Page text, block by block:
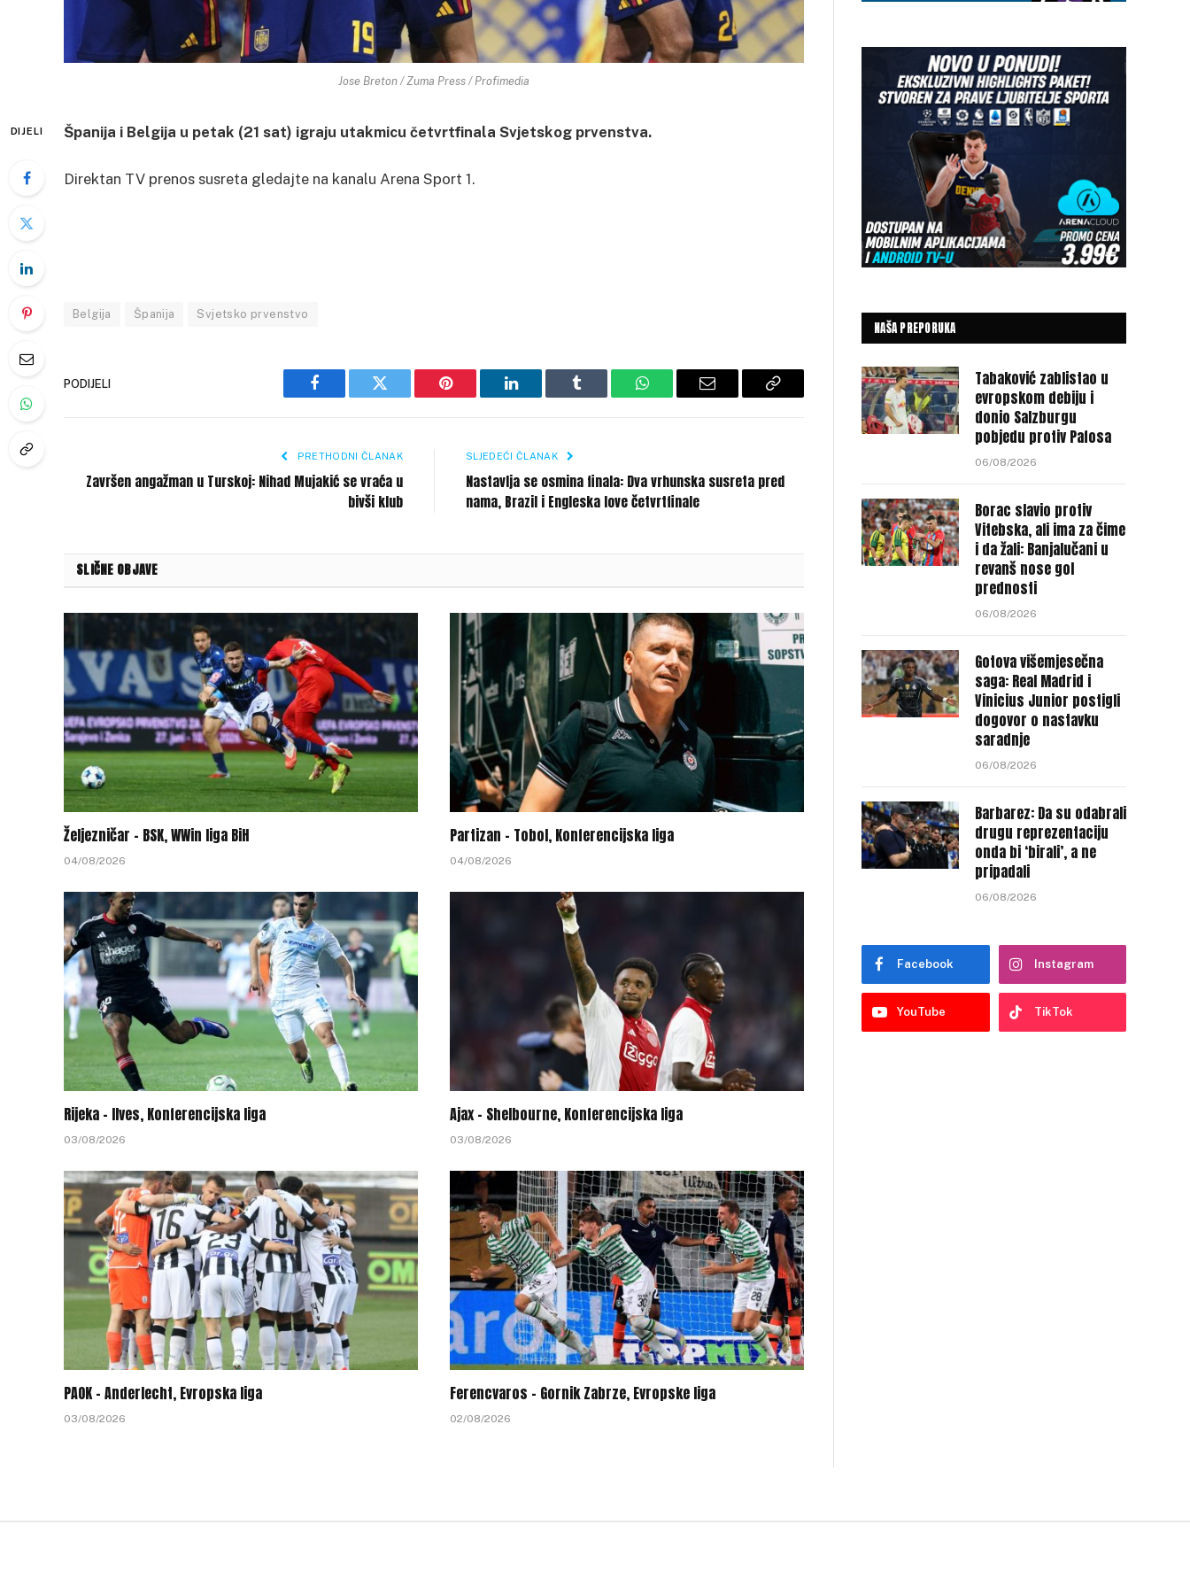
Jose Breton / Zuma Press / Profimedia
DIJELI Španija i Belgija u petak (21 sat) igraju utakmicu četvrtfinala Svjetskog prvenstva.
Direktan TV prenos susreta gledajte na kanalu Arena Sport 1.
Belgija Španija Svjetsko prvenstvo
PODIJELI
Facebook Twitter Pinterest LinkedIn Tumblr WhatsAppEmail
Copy
PRETHODNI ČLANAK
Završen angažman u Turskoj: Nihad Mujakić se vraća u
bivši klub
SLJEDEĆI ČLANAK
Nastavlja se osmina finala: Dva vrhunska susreta pred
nama, Brazil i Engleska love četvrtfinale
SLIČNE OBJAVE
Željezničar – BSK, WWin liga BiH
04/08/2026
Partizan – Tobol, Konferencijska liga
04/08/2026
Rijeka – Ilves, Konferencijska liga
03/08/2026
Ajax – Shelbourne, Konferencijska liga
03/08/2026
PAOK – Anderlecht, Evropska liga
03/08/2026
Ferencvaros – Gornik Zabrze, Evropske liga
02/08/2026
NAŠA PREPORUKA
Tabaković zablistao u
evropskom debiju i
donio Salzburgu
pobjedu protiv Pafosa
06/08/2026
Borac slavio protiv
Vitebska, ali ima za čime
i da žali: Banjalučani u
revanš nose gol
prednosti
06/08/2026
Gotova višemjesečna
saga: Real Madrid i
Vinicius Junior postigli
dogovor o nastavku
saradnje
06/08/2026
Barbarez: Da su odabrali
drugu reprezentaciju
onda bi ‘birali’, a ne
pripadali
06/08/2026
Facebook Instagram
YouTube TikTok